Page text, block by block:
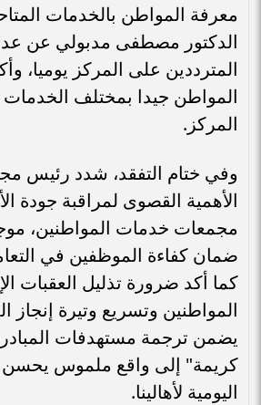
معرفة المواطن بالخدمات
الدكتور مصطفى مدبولي عن
المترددين على المركز يوميا،
المواطن جيدا بمختلف الخدمات
المركز.
وفي ختام التفقد، شدد رئيس
الأهمية القصوى لمراقبة جودة
مجمعات خدمات المواطنين،
ضمان كفاءة الموظفين في
كما أكد ضرورة تذليل العقبات
المواطنين وتسريع وتيرة إنجاز
يضمن ترجمة مستهدفات
كريمة" إلى واقع ملموس يحسن
اليومية لأهالينا.